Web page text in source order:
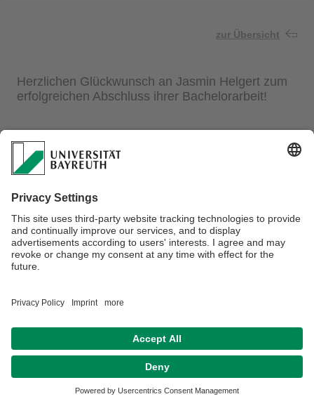
zur Übersicht
Herzlichen Glückwunsch an Jasmin Helgert zum
erfolgreichen Abschluss ihrer Bachelorarbeit!
Barrierefreiheitserklärung